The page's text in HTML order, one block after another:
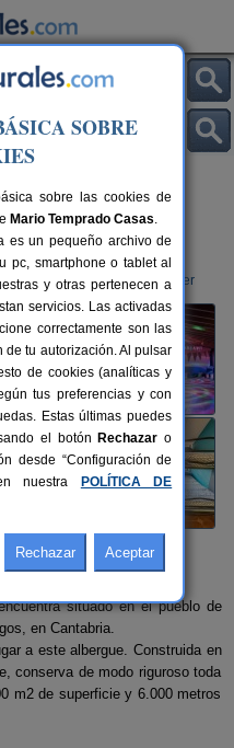
plazas 26 km de Santander
situado en el pueblo de
en Cantabria.
a este albergue. Construida en
conserva de modo riguroso toda
m2 de superficie y 6.000 metros
SOBRE
sobre las cookies de
Mario Temprado Casas.
es un pequeño archivo de
pc, smartphone o tablet al
y otras pertenecen a
servicios. Las activadas
correctamente son las
de tu autorización. Al pulsar
de cookies (analíticas y
tus preferencias y con
Estas últimas puedes
el botón Rechazar o
desde “Configuración de
nuestra
POLÍTICA DE